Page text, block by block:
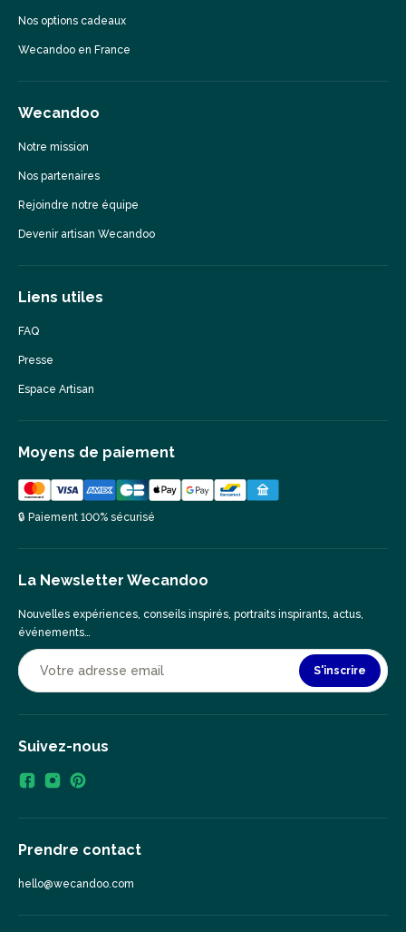
Nos options cadeaux
Wecandoo en France
Wecandoo
Notre mission
Nos partenaires
Rejoindre notre équipe
Devenir artisan Wecandoo
Liens utiles
FAQ
Presse
Espace Artisan
Moyens de paiement
🔒 Paiement 100% sécurisé
La Newsletter Wecandoo
Nouvelles expériences, conseils inspirés, portraits inspirants, actus,
événements…
S'inscrire
Suivez-nous
Prendre contact
hello@wecandoo.com